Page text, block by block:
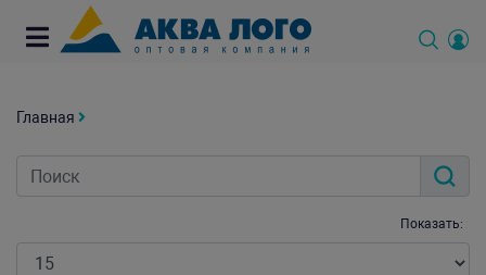
Главная
Показать: